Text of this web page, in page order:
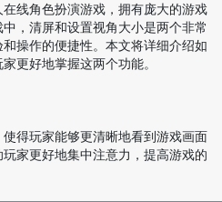
线角色扮演游戏，拥有庞大的游戏
，清屏和设置视角大小是两个非常
操作的便捷性。本文将详细介绍如
更好地掌握这两个功能。
得玩家能够更清晰地看到游戏画面
家更好地集中注意力，提高游戏的